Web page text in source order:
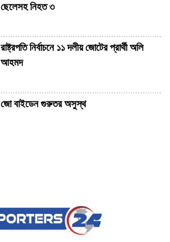
ছেলেসহ নিহত ৩
রাষ্ট্রপতি নির্বাচনে ১১ দলীয় জোটের প্রার্থী অলি
আহমদ
জো বাইডেন গুরুতর অসুস্থ
মার্কিন ভিসা নিয়ে দুঃসংবাদ, আসছে নতুন নিয়ম